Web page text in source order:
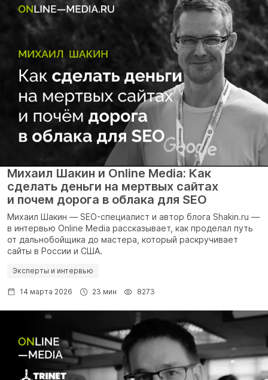
Михаил Шакин и Online Media: Как
сделать деньги на мертвых сайтах
и почем дорога в облака для SEO
Михаил Шакин — SEO-специалист и автор блога Shakin.ru —
в интервью Online Media рассказывает, как проделал путь
от дальнобойщика до мастера, который раскручивает
сайты в России и США.
Эксперты и интервью
14 марта 2026 23 мин 8273